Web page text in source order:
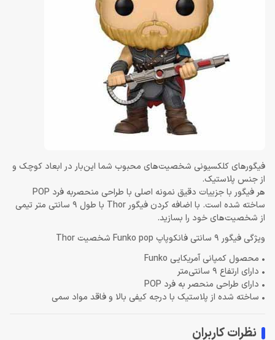
فیگور‌های کلکسیونی شخصیت‌های محبوب شما این‌بار در ابعاد کوچک و
از جنس پلاستیک.
هر فیگور با جزییات دقیق نمونه اصلی با طراحی منحصربه فرد POP
ساخته شده است. با اضافه کردن فیگور Thor با طول 9 سانتی متر تیمی
از شخصیت‌های خود را بسازید.
ویژگی فیگور 9 سانتی فانکوپاپ Funko pop شخصیت Thor
• محصول کمپانی آمریکایی Funko
• دارای ارتفاع 9 سانتی‌متر
• دارای طراحی منحصر به فرد POP
• ساخته شده از پلاستیک با درجه کیفی بالا و فاقد مواد سمی
نظرات کاربران